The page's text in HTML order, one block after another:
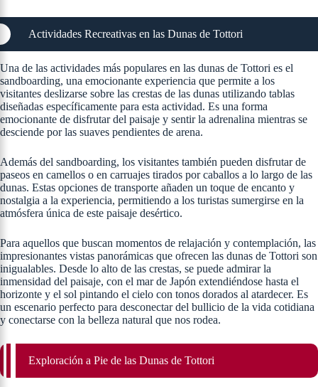
Actividades Recreativas en las Dunas de Tottori
Una de las actividades más populares en las dunas de Tottori es el
sandboarding, una emocionante experiencia que permite a los
visitantes deslizarse sobre las crestas de las dunas utilizando tablas
diseñadas específicamente para esta actividad. Es una forma
emocionante de disfrutar del paisaje y sentir la adrenalina mientras se
desciende por las suaves pendientes de arena.
Además del sandboarding, los visitantes también pueden disfrutar de
paseos en camellos o en carruajes tirados por caballos a lo largo de las
dunas. Estas opciones de transporte añaden un toque de encanto y
nostalgia a la experiencia, permitiendo a los turistas sumergirse en la
atmósfera única de este paisaje desértico.
Para aquellos que buscan momentos de relajación y contemplación, las
impresionantes vistas panorámicas que ofrecen las dunas de Tottori son
inigualables. Desde lo alto de las crestas, se puede admirar la
inmensidad del paisaje, con el mar de Japón extendiéndose hasta el
horizonte y el sol pintando el cielo con tonos dorados al atardecer. Es
un escenario perfecto para desconectar del bullicio de la vida cotidiana
y conectarse con la belleza natural que nos rodea.
Exploración a Pie de las Dunas de Tottori